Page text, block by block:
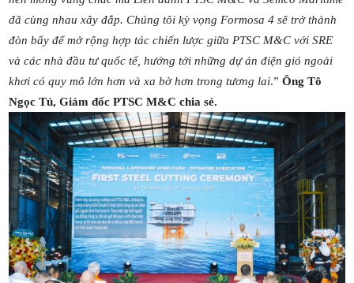
đã cùng nhau xây đắp. Chúng tôi kỳ vọng Formosa 4 sẽ trở thành
đòn bẩy để mở rộng hợp tác chiến lược giữa PTSC M&C với SRE
và các nhà đầu tư quốc tế, hướng tới những dự án điện gió ngoài
khơi có quy mô lớn hơn và xa bờ hơn trong tương lai.”Ông Tô
Ngọc Tú, Giám đốc PTSC M&C chia sẻ.